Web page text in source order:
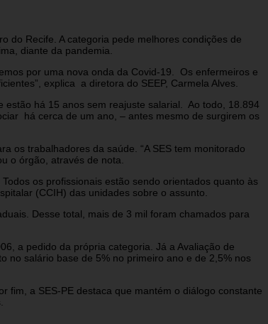
do Recife. A categoria pede melhores condições de
diante da pandemia.
por uma nova onda da Covid-19. Os enfermeiros e
explica a diretora do SEEP, Carmela Alves.
há 15 anos sem reajuste salarial. Ao todo, 18.894
há cerca de um ano, – antes mesmo de surgirem os
os trabalhadores da saúde. “A SES tem monitorado
o órgão, através de nota.
os profissionais estão sendo orientados quanto às
(CCIH) das unidades sobre o assunto.
Desse total, mais de 3 mil foram chamados para
a pedido da própria categoria. Já a Avaliação de
no salário base de 5% no primeiro ano e de 2,5% nos
fim, a SES-PE destaca que mantém o diálogo constante